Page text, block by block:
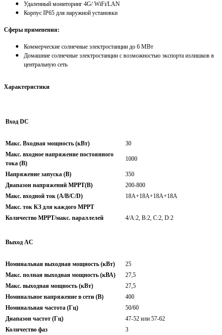
Удаленный мониторинг 4G/ WiFi/LAN
Корпус IP65 для наружной установки
Сферы применения:
Коммерческие солнечные электростанции до 6 МВт
Домашние солнечные электростанции с возможностью экспорта излишков в
центральную сеть
Характеристики
Вход DC
Макс. Входная мощность (кВт)
30
Макс. входное напряжение постоянного
тока (В)
1000
Напряжение запуска (В)
350
Диапазон напряжений МРРТ(В)
200-800
Макс. входной ток (A/B/C/D)
18A+18A+18A+18A
Макс. ток КЗ для каждого МРРТ
Количество МРРТ/макс. параллелей
4/A:2, B:2, C:2, D:2
Выход AC
Номинальная выходная мощность (кВт)
25
Макс. полная выходная мощность (кВА)
27,5
Макс. выходная мощность (кВт)
27,5
Номинальное напряжение в сети (В)
400
Номинальная частота (Гц)
50/60
Диапазон частот (Гц)
47-52 или 57-62
Количество фаз
3